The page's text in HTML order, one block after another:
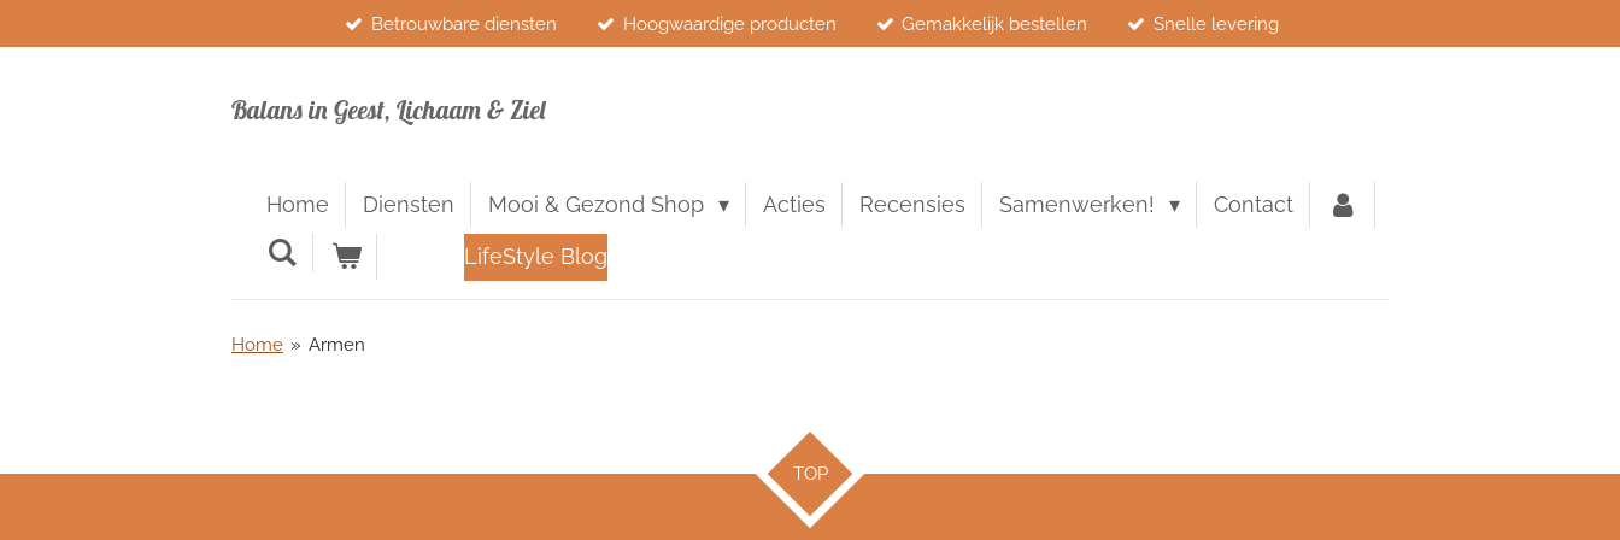
direct
Betrouwbare diensten Hoogwaardige producten Gemakkelijk bestellen Snelle levering
Balans in Geest, Lichaam & Ziel
Home Diensten Mooi & Gezond Shop Acties Recensies Samenwerken! Contact
LifeStyle Blog
Home » Armen
TOP